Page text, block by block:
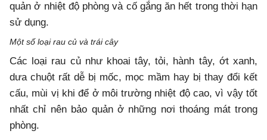
quản ở nhiệt độ phòng và cố gắng ăn hết trong thời hạn
sử dụng.
Một số loại rau củ và trái cây
Các loại rau củ như khoai tây, tỏi, hành tây, ớt xanh,
dưa chuột rất dễ bị mốc, mọc mầm hay bị thay đổi kết
cấu, mùi vị khi để ở môi trường nhiệt độ cao, vì vậy tốt
nhất chỉ nên bảo quản ở những nơi thoáng mát trong
phòng.